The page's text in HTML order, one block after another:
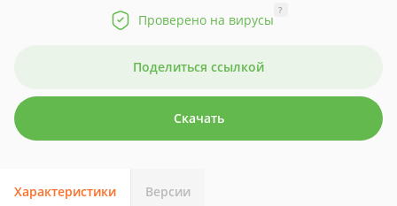
Проверено на вирусы
?
Поделиться ссылкой
Скачать
Характеристики Версии